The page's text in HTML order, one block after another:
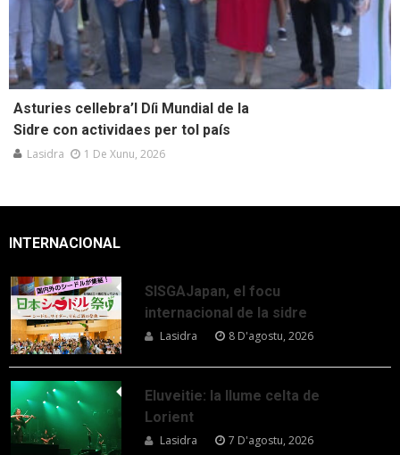
Asturies cellebra’l Díi Mundial de la
Sidre con actividaes per tol país
Lasidra 1 De Xunu, 2026
INTERNACIONAL
SISGAJapan, el focu
internacional de la sidre
Lasidra 8 D'agostu, 2026
Eluveitie: la llume celta de
Lorient
Lasidra 7 D'agostu, 2026